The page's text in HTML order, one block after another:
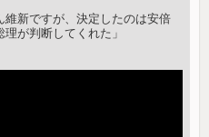
新ですが、決定したのは安倍
が判断してくれた」